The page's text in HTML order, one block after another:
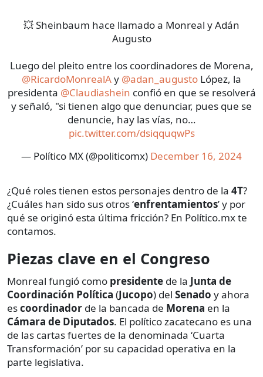
💥 Sheinbaum hace llamado a Monreal y Adán
Augusto
Luego del pleito entre los coordinadores de Morena,
@RicardoMonrealAy @adan_augusto López, la
presidenta @Claudiashein confió en que se resolverá
y señaló, "si tienen algo que denunciar, pues que se
denuncie, hay las vías, no…
pic.twitter.com/dsiqquqwPs
— Político MX (@politicomx) December 16, 2024
¿Qué roles tienen estos personajes dentro de la 4T?
¿Cuáles han sido sus otros ‘enfrentamientos’ y por
qué se originó esta última fricción? En Político.mx te
contamos.
Piezas clave en el Congreso
Monreal fungió como presidente de la Junta de
Coordinación Política (Jucopo) del Senado y ahora
escoordinador de la bancada de Morena en la
Cámara de Diputados. El político zacatecano es una
de las cartas fuertes de la denominada ‘Cuarta
Transformación’ por su capacidad operativa en la
parte legislativa.